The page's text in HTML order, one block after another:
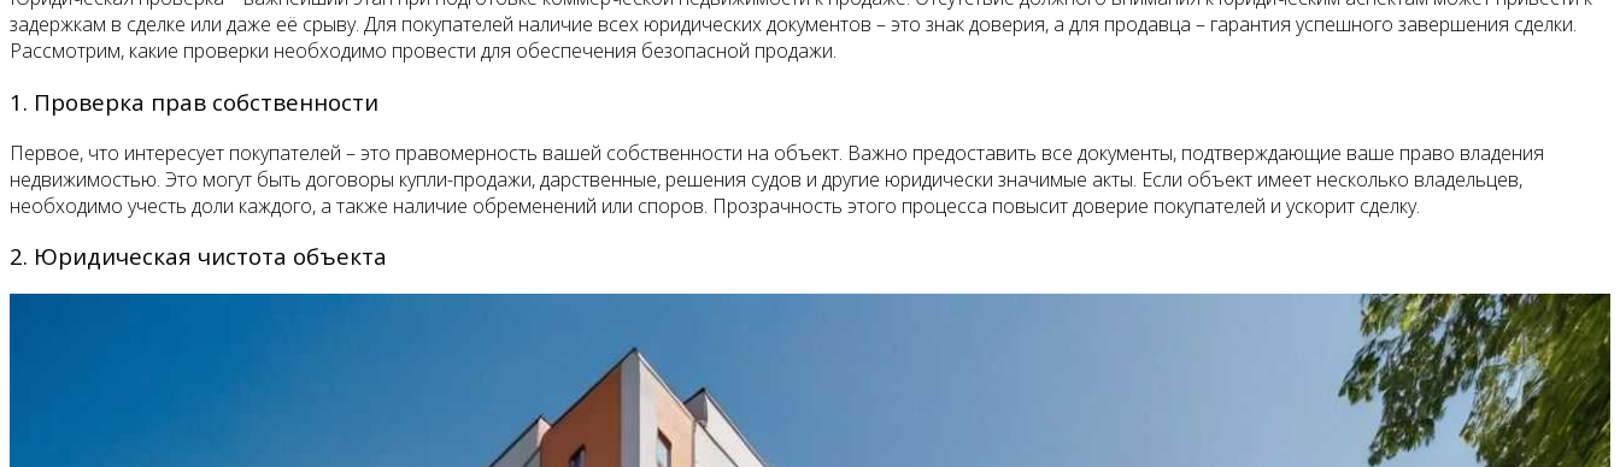
задержкам в сделке или даже её срыву. Для покупателей наличие всех юридических документов – это знак доверия, а для продавца – гарантия успешного завершения сделки.
Рассмотрим, какие проверки необходимо провести для обеспечения безопасной продажи.
1. Проверка прав собственности
Первое, что интересует покупателей – это правомерность вашей собственности на объект. Важно предоставить все документы, подтверждающие ваше право владения
недвижимостью. Это могут быть договоры купли-продажи, дарственные, решения судов и другие юридически значимые акты. Если объект имеет несколько владельцев,
необходимо учесть доли каждого, а также наличие обременений или споров. Прозрачность этого процесса повысит доверие покупателей и ускорит сделку.
2. Юридическая чистота объекта